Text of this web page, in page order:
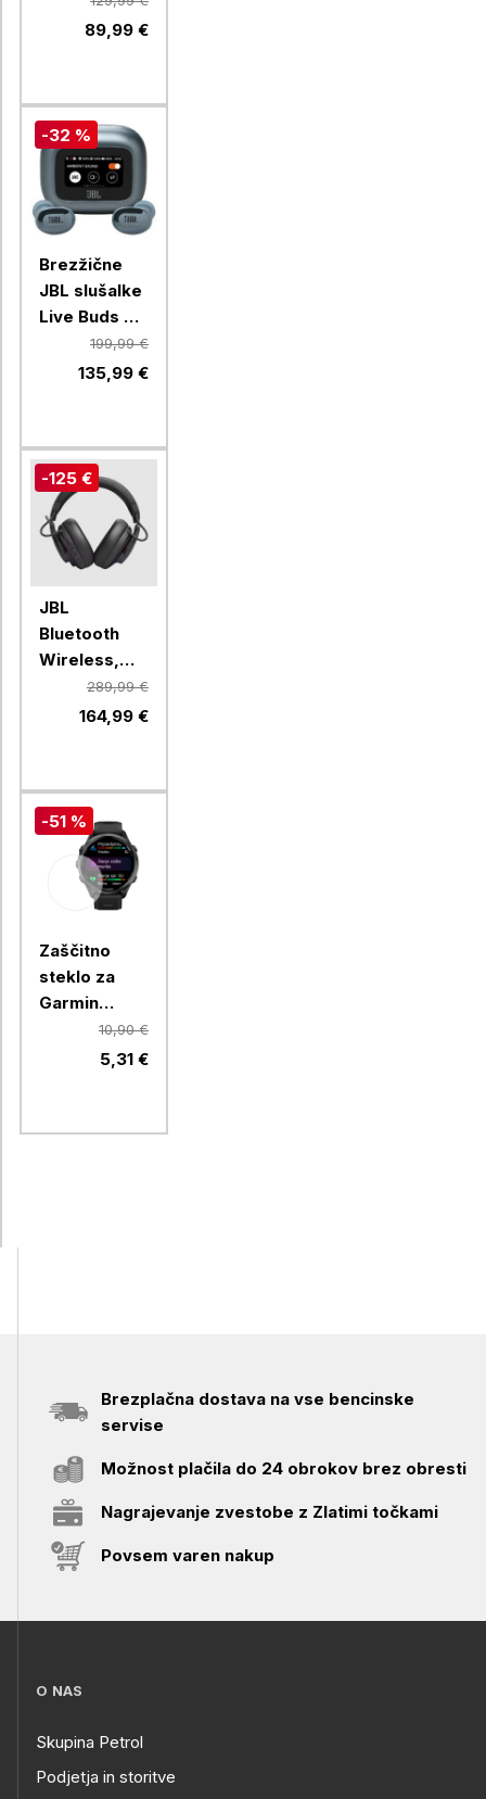
89,99 €
-32 %
Brezžične
JBL slušalke
Live Buds 3,
modre199,99 €
135,99 €
-125 €
JBL
Bluetooth
Wireless,
brezžične
slušalke
289,99 €
164,99 €
-51 %
Zaščitno
steklo za
Garmin
Forerunner
970 (41mm)
10,90 €
5,31 €
Brezplačna dostava na vse bencinske
servise
Možnost plačila do 24 obrokov brez obresti
Nagrajevanje zvestobe z Zlatimi točkami
Povsem varen nakup
O NAS
Skupina Petrol
Podjetja in storitve